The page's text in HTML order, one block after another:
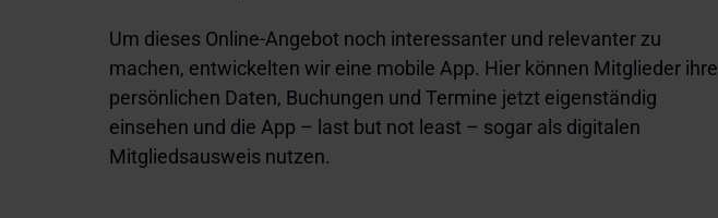
Um dieses Online-Angebot noch interessanter und relevanter zu
machen, entwickelten wir eine mobile App. Hier können Mitglieder ihre
persönlichen Daten, Buchungen und Termine jetzt eigenständig
einsehen und die App – last but not least – sogar als digitalen
Mitgliedsausweis nutzen.